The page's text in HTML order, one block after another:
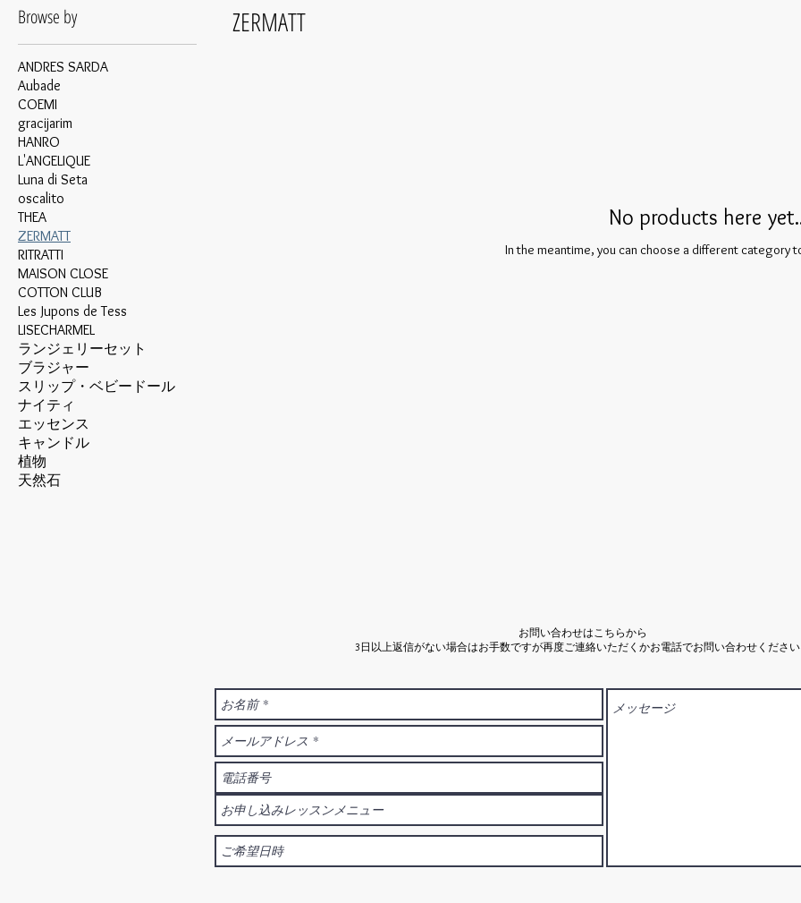
Browse by
ANDRES SARDA
Aubade
COEMI
gracijarim
HANRO
L'ANGELIQUE
Luna di Seta
oscalito
THEA
ZERMATT
RITRATTI
MAISON CLOSE
COTTON CLUB
Les Jupons de Tess
LISECHARMEL
ランジェリーセット
ブラジャー
スリップ・ベビードール
ナイティ
エッセンス
キャンドル
植物
天然石
ZERMATT
No products here
In the meantime, you can choose a different category
お問い合わせはこちらから
3日以上返信がない場合はお手数ですが再度ご連絡いただくかお電話でお問い合わせくださ